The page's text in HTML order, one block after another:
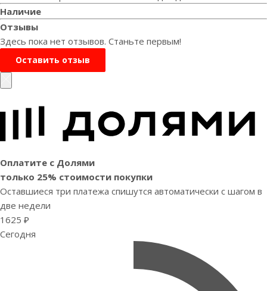
Наличие
Отзывы
Здесь пока нет отзывов. Станьте первым!
Оставить отзыв
Оплатите с Долями
только 25% стоимости покупки
Оставшиеся три платежа спишутся автоматически с шагом в
две недели
1625 ₽
Сегодня